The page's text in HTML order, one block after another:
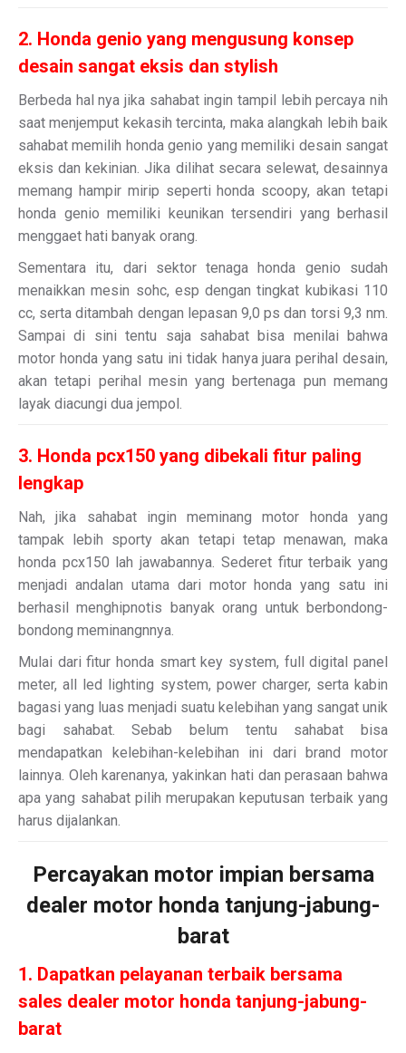
2. Honda genio yang mengusung konsep
desain sangat eksis dan stylish
Berbeda hal nya jika sahabat ingin tampil lebih percaya nih
saat menjemput kekasih tercinta, maka alangkah lebih baik
sahabat memilih honda genio yang memiliki desain sangat
eksis dan kekinian. Jika dilihat secara selewat, desainnya
memang hampir mirip seperti honda scoopy, akan tetapi
honda genio memiliki keunikan tersendiri yang berhasil
menggaet hati banyak orang.
Sementara itu, dari sektor tenaga honda genio sudah
menaikkan mesin sohc, esp dengan tingkat kubikasi 110
cc, serta ditambah dengan lepasan 9,0 ps dan torsi 9,3 nm.
Sampai di sini tentu saja sahabat bisa menilai bahwa
motor honda yang satu ini tidak hanya juara perihal desain,
akan tetapi perihal mesin yang bertenaga pun memang
layak diacungi dua jempol.
3. Honda pcx150 yang dibekali fitur paling
lengkap
Nah, jika sahabat ingin meminang motor honda yang
tampak lebih sporty akan tetapi tetap menawan, maka
honda pcx150 lah jawabannya. Sederet fitur terbaik yang
menjadi andalan utama dari motor honda yang satu ini
berhasil menghipnotis banyak orang untuk berbondong-
bondong meminangnnya.
Mulai dari fitur honda smart key system, full digital panel
meter, all led lighting system, power charger, serta kabin
bagasi yang luas menjadi suatu kelebihan yang sangat unik
bagi sahabat. Sebab belum tentu sahabat bisa
mendapatkan kelebihan-kelebihan ini dari brand motor
lainnya. Oleh karenanya, yakinkan hati dan perasaan bahwa
apa yang sahabat pilih merupakan keputusan terbaik yang
harus dijalankan.
Percayakan motor impian bersama
dealer motor honda tanjung-jabung-
barat
1. Dapatkan pelayanan terbaik bersama
sales dealer motor honda tanjung-jabung-
barat